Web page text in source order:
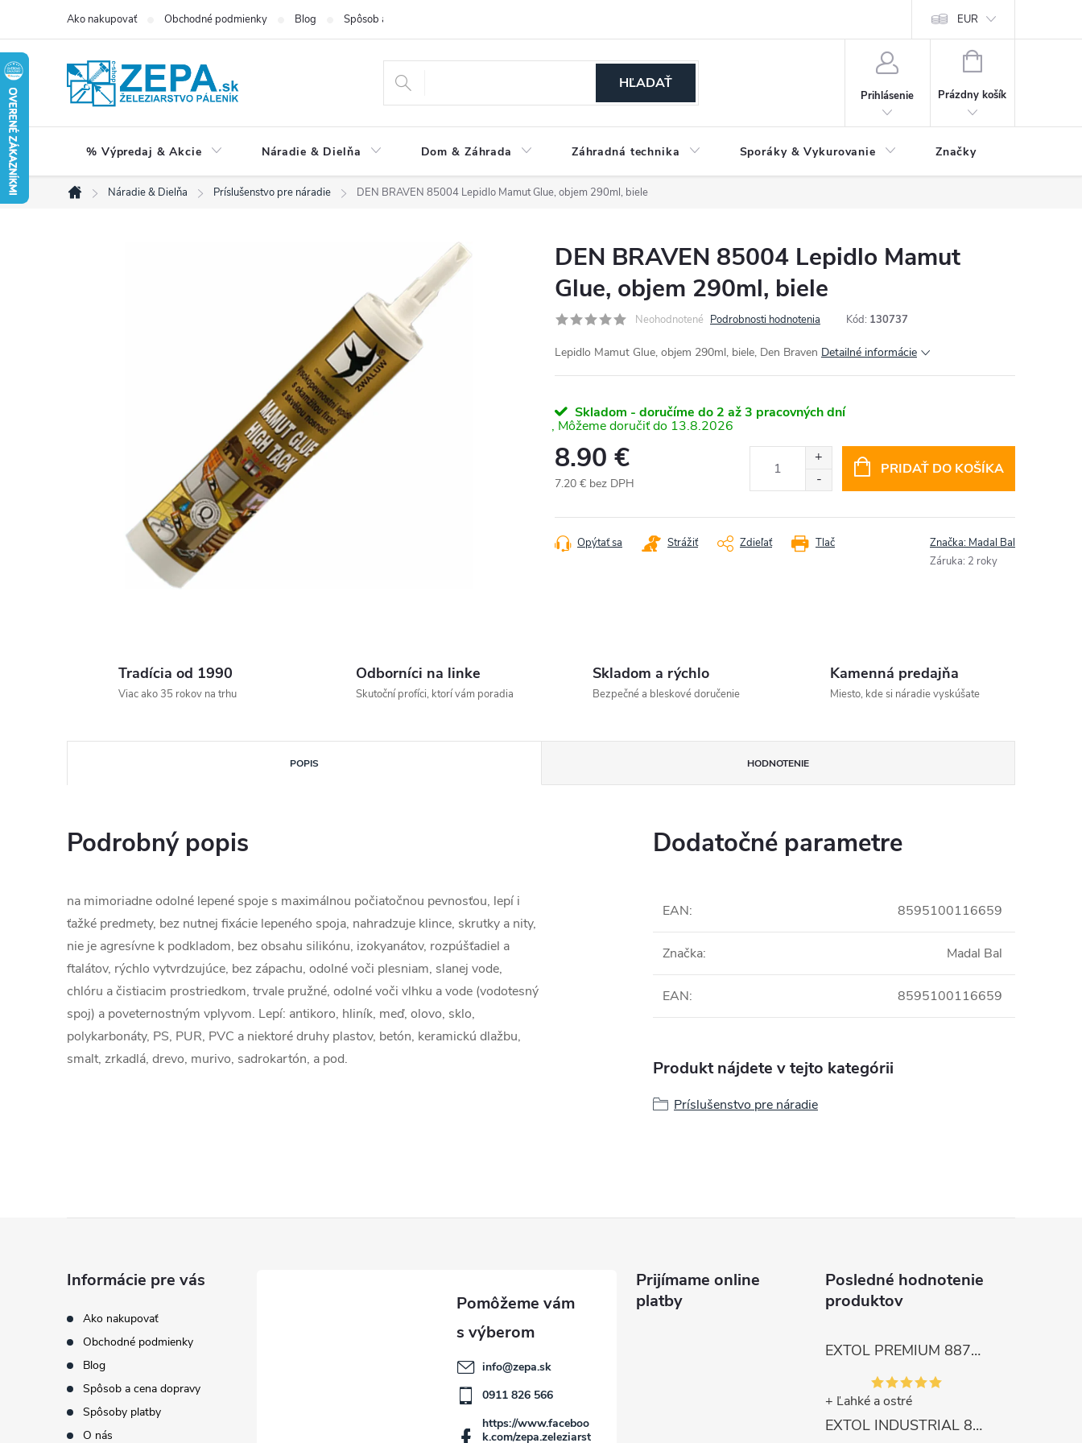
obsah
Ako nakupovať Obchodné podmienky Blog Spôsob a cena dopravy Reklamačný formulár
EUR
HĽADAŤ
Prihlásenie
NÁKUPNÝ
Prázdny košík
% Výpredaj & Akcie Náradie & Dielňa Dom & Záhrada Záhradná technika Sporáky & Vykurovanie Značky
Domov
Náradie & Dielňa Príslušenstvo pre náradie DEN BRAVEN 85004 Lepidlo Mamut Glue, objem 290ml, biele
DEN BRAVEN 85004 Lepidlo Mamut
Glue, objem 290ml, biele
Neohodnotené Podrobnosti hodnotenia Kód: 130737
Lepidlo Mamut Glue, objem 290ml, biele, Den Braven Detailné informácie
Skladom - doručíme do 2 až 3 pracovných dní
13.8.2026
8.90 €
7.20 € bez DPH
cena:
PRIDAŤ DO KOŠÍKA
Tlač
Opýtať sa Strážiť Zdieľať Značka: Madal Bal
Záruka: 2 roky
Tradícia od 1990
Viac ako 35 rokov na trhu
Odborníci na linke
Skutoční profíci, ktorí vám poradia
Skladom a rýchlo
Bezpečné a bleskové doručenie
Kamenná predajňa
Miesto, kde si náradie vyskúšate
POPIS HODNOTENIE
Podrobný popis
na mimoriadne odolné lepené spoje s maximálnou počiatočnou pevnosťou, lepí i
ťažké predmety, bez nutnej fixácie lepeného spoja, nahradzuje klince, skrutky a nity,
nie je agresívne k podkladom, bez obsahu silikónu, izokyanátov, rozpúšťadiel a
ftalátov, rýchlo vytvrdzujúce, bez zápachu, odolné voči plesniam, slanej vode,
chlóru a čistiacim prostriedkom, trvale pružné, odolné voči vlhku a vode (vodotesný
spoj) a poveternostným vplyvom. Lepí: antikoro, hliník, meď, olovo, sklo,
polykarbonáty, PS, PUR, PVC a niektoré druhy plastov, betón, keramickú dlažbu,
smalt, zrkadlá, drevo, murivo, sadrokartón, a pod.
Dodatočné parametre
EAN: 8595100116659
Značka: Madal Bal
EAN: 8595100116659
Produkt nájdete v tejto kategórii
Príslušenstvo pre náradie
Informácie pre vás
Ako nakupovať
Obchodné podmienky
Blog
Spôsob a cena dopravy
Spôsoby platby
O nás
info@zepa.sk
0911 826 566
https://www.faceboo
k.com/zepa.zeleziarst
Prijímame online
platby
Posledné hodnotenie
produktov
EXTOL PREMIUM 8872105 Nožnice záhradnícke dlhé úzke, 200mm, max. prestrih Ø6mm
+ Ľahké a ostré
EXTOL INDUSTRIAL 8791861 Viazač armatúr aku Share20V, bez aku, drôt 0,8mm, oko 8-34mm, bezuhlíkový motor